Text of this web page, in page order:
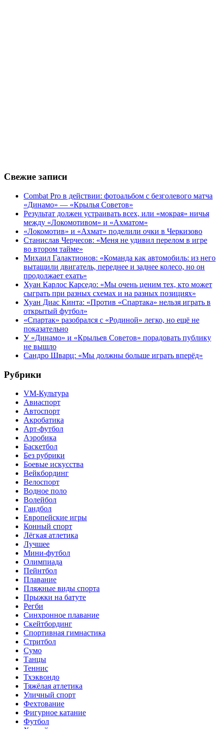
Свежие записи
Combat Pro в действии: фотоальбом с безголевого матча
«Динамо» — «Крылья Советов»
Результат должен устраивать всех, или «мокрая» ничья
между «Локомотивом» и «Ахматом»
«Локомотив» и «Ахмат» поделили очки в Черкизово
Станислав Черчесов: «Меня не удивил перелом в игре
во втором тайме»
Михаил Галактионов: «Команда как автомобиль: из него
вытащили двигатель, переднее и заднее колесо, но он
продолжает ехать»
Хуан Карлос Карседо: «Мы очень ценим тех, кто может
сыграть при разных схемах и на разных позициях»
Хуан Диас Кинта: «Против «Спартака» нельзя играть в
открытый футбол»
«Спартак» разобрался с «Родиной» легко, но ещё не
показательно
У «Динамо» и «Крыльев Советов» порадовать публику
не вышло
Сандро Шварц: «Мы должны больше играть вперёд»
Рубрики
VM-Культура
Авиаспорт
Автоспорт
Акробатика
Арт-футбол
Аэробика
Баскетбол
Без рубрики
Боевые искусства
Вейкбординг
Велоспорт
Водное поло
Волейбол
Гандбол
Европейские игры
Конный спорт
Лёгкая атлетика
Лучшее
Мини-футбол
Олимпиада
Пейнтбол
Плавание
Пляжные виды спорта
Прыжки на батуте
Регби
Синхронное плавание
Скейтбординг
Спортивная гимнастика
Стритбол
Сумо
Танцы
Теннис
Тхэквондо
Тяжёлая атлетика
Уличный спорт
Фехтование
Фигурное катание
Футбол